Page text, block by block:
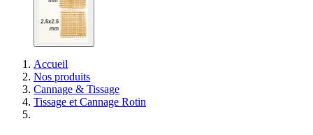
Accueil
Nos produits
Cannage & Tissage
Tissage et Cannage Rotin